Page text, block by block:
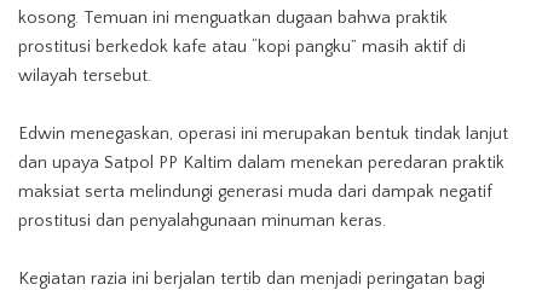
kosong. Temuan ini menguatkan dugaan bahwa praktik
prostitusi berkedok kafe atau “kopi pangku” masih aktif di
wilayah tersebut.
Edwin menegaskan, operasi ini merupakan bentuk tindak lanjut
dan upaya Satpol PP Kaltim dalam menekan peredaran praktik
maksiat serta melindungi generasi muda dari dampak negatif
prostitusi dan penyalahgunaan minuman keras.
Kegiatan razia ini berjalan tertib dan menjadi peringatan bagi